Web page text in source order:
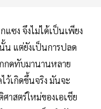
ซง จึงไม่ได้เป็นเพียง
น แต่ยังเป็นการปลด
กดทับมานานหลาย
เกิดขึ้นจริง มันจะ
าสตร์ใหม่ของเอเชีย